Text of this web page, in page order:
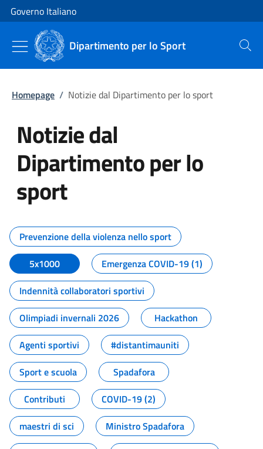
Vai al contenuto
Vai alla navigazione del sito
Governo Italiano
Dipartimento per lo Sport Cerca
Homepage / Notizie dal Dipartimento per lo sport
Notizie dal
Dipartimento per lo
sport
Tutti i contenuti della pagina
Prevenzione della violenza nello sport
5x1000
Emergenza COVID-19 (1)
Indennità collaboratori sportivi
Olimpiadi invernali 2026
Hackathon
Agenti sportivi
#distantimauniti
Sport e scuola
Spadafora
Contributi
COVID-19 (2)
maestri di sci
Ministro Spadafora